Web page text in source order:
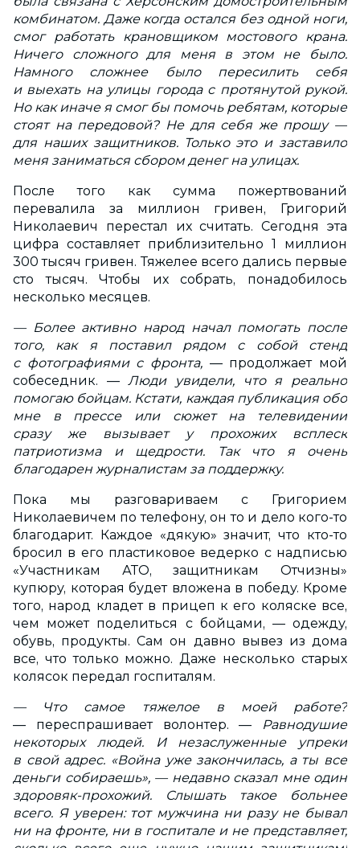
комбинатом. Даже когда остался без одной ноги,
смог работать крановщиком мостового крана.
Ничего сложного для меня в этом не было.
Намного сложнее было пересилить себя
и выехать на улицы города с протянутой рукой.
Но как иначе я смог бы помочь ребятам, которые
стоят на передовой? Не для себя же прошу —
для наших защитников. Только это и заставило
меня заниматься сбором денег на улицах.
После того как сумма пожертвований
перевалила за миллион гривен, Григорий
Николаевич перестал их считать. Сегодня эта
цифра составляет приблизительно 1 миллион
300 тысяч гривен. Тяжелее всего дались первые
сто тысяч. Чтобы их собрать, понадобилось
несколько месяцев.
— Более активно народ начал помогать после
того, как я поставил рядом с собой стенд
с фотографиями с фронта, — продолжает мой
собеседник. —Люди увидели, что я реально
помогаю бойцам. Кстати, каждая публикация обо
мне в прессе или сюжет на телевидении
сразу же вызывает у прохожих всплеск
патриотизма и щедрости. Так что я очень
благодарен журналистам за поддержку.
Пока мы разговариваем с Григорием
Николаевичем по телефону, он то и дело кого-то
благодарит. Каждое «дякую» значит, что кто-то
бросил в его пластиковое ведерко с надписью
«Участникам АТО, защитникам Отчизны»
купюру, которая будет вложена в победу. Кроме
того, народ кладет в прицеп к его коляске все,
чем может поделиться с бойцами, — одежду,
обувь, продукты. Сам он давно вывез из дома
все, что только можно. Даже несколько старых
колясок передал госпиталям.
— Что самое тяжелое в моей работе?
— переспрашивает волонтер. — Равнодушие
некоторых людей. И незаслуженные упреки
в свой адрес. «Война уже закончилась, а ты все
деньги собираешь», — недавно сказал мне один
здоровяк-прохожий. Слышать такое больнее
всего. Я уверен: тот мужчина ни разу не бывал
ни на фронте, ни в госпитале и не представляет,